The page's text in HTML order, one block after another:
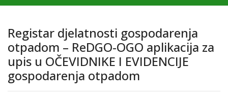
Registar djelatnosti gospodarenja
otpadom – ReDGO-OGO aplikacija za
upis u OČEVIDNIKE I EVIDENCIJE
gospodarenja otpadom